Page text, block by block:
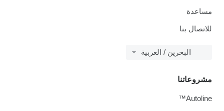
مساعدة
للاتصال بنا
البحرين / العربية
مشروعاتنا
Autoline™